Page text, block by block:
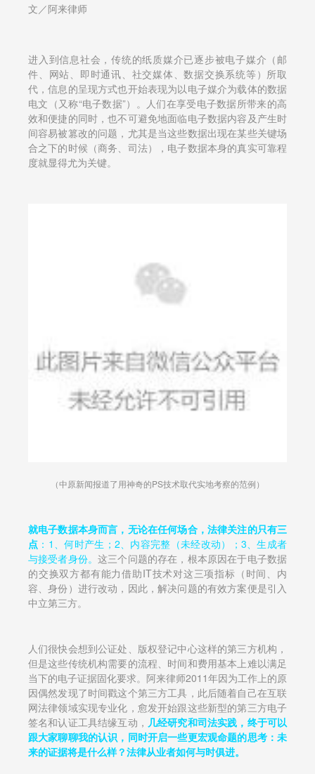
文／阿来律师
进入到信息社会，传统的纸质媒介已逐步被电子媒介（邮
件、网站、即时通讯、社交媒体、数据交换系统等）所取
代，信息的呈现方式也开始表现为以电子媒介为载体的数据
电文（又称“电子数据”）。人们在享受电子数据所带来的高
效和便捷的同时，也不可避免地面临电子数据内容及产生时
间容易被篡改的问题，尤其是当这些数据出现在某些关键场
合之下的时候（商务、司法），电子数据本身的真实可靠程
度就显得尤为关键。
（中原新闻报道了用神奇的PS技术取代实地考察的范例）
就电子数据本身而言，无论在任何场合，法律关注的只有三
点 ：1、何时产生；2、内容完整（未经改动）；3、生成者
与接受者身份。这三个问题的存在，根本原因在于电子数据
的交换双方都有能力借助IT技术对这三项指标（时间、内
容、身份）进行改动，因此，解决问题的有效方案便是引入
中立第三方。
人们很快会想到公证处、版权登记中心这样的第三方机构，
但是这些传统机构需要的流程、时间和费用基本上难以满足
当下的电子证据固化要求。阿来律师2011年因为工作上的原
因偶然发现了时间戳这个第三方工具，此后随着自己在互联
网法律领域实现专业化，愈发开始跟这些新型的第三方电子
签名和认证工具结缘互动， 几经研究和司法实践，终于可以
跟大家聊聊我的认识，同时开启一些更宏观命题的思考：未
来的证据将是什么样？法律从业者如何与时俱进。